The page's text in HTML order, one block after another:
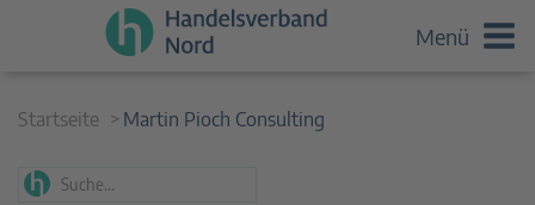
Menü
Startseite Martin Pioch Consulting